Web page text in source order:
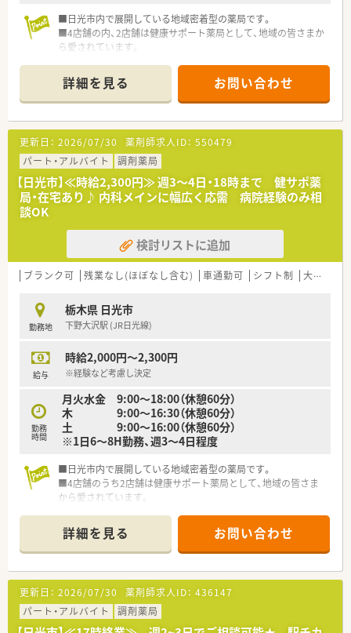
■日光市内で展開している地域密着型の薬局です。
■4店舗の内、2店舗は健康サポート薬局として、地域の皆さまか
ら愛されています。
詳細を見る お問い合わせ
更新日： 2026/07/30 薬剤師求人ID： 550479
パート・アルバイト
調剤薬局
【日光市】≪時給2,300円≫ 週3～4日・18時まで 健サポ薬
局・在宅あり♪ 内科メインに幅広く応需 病院経験のみ相
談OK
検討リストに追加
ブランク可 残業なし(ほぼなし含む) 車通勤可 シフト制 大手チェーン以外
勤務地
栃木県 日光市
下野大沢駅 (JR日光線)
給与
時給2,000円～2,300円
※経験など考慮し決定
勤務
時間
月火水金 9:00～18:00（休憩60分）
木 9:00～16:30（休憩60分）
土 9:00～16:00（休憩60分）
※1日6～8H勤務、週3～4日程度
■日光市内で展開している地域密着型の薬局です。
■4店舗のうち2店舗は健康サポート薬局として、地域の皆さま
から愛されています。
詳細を見る お問い合わせ
更新日： 2026/07/30 薬剤師求人ID： 436147
パート・アルバイト
調剤薬局